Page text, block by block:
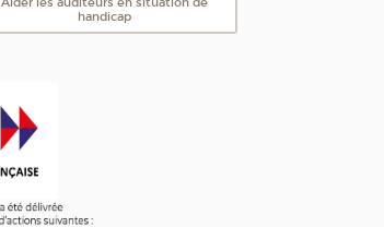
handicap